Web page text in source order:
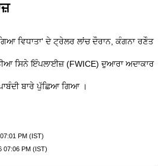
ਵਿਧਾਤਾ' ਦੇ ਟ੍ਰੇਲਰ ਲਾਂਚ ਦੌਰਾਨ, ਕੰਗਨਾ ਰਣੌਤ
ਸਿਨੇ ਇੰਪਲਾਈਜ਼ (FWICE) ਦੁਆਰਾ ਅਦਾਕਾਰ
ਬਾਰੇ ਪੁੱਛਿਆ ਗਿਆ ।
PM (IST)
07:06 PM (IST)